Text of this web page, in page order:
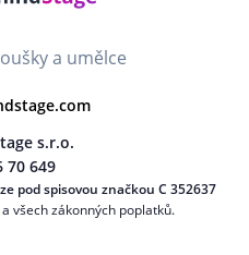
a umělce
s.r.o.
70 649
pod spisovou značkou C 352637
všech zákonných poplatků.